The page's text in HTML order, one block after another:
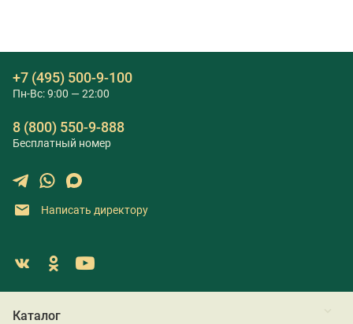
+7 (495) 500-9-100
Пн-Вс: 9:00 — 22:00
8 (800) 550-9-888
Бесплатный номер
Написать директору
Каталог